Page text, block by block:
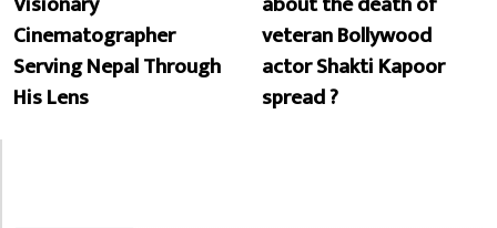
Cinematographer
Serving Nepal Through
His Lens
veteran Bollywood
actor Shakti Kapoor
spread ?